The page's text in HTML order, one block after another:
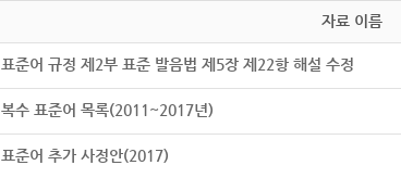
자료 이름
표준어 규정 제2부 표준 발음법 제5장 제22항 해설 수정
복수 표준어 목록(2011~2017년)
표준어 추가 사정안(2017)